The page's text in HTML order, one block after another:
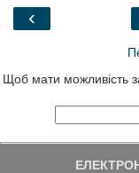
o
‹
Щоб мати можливість